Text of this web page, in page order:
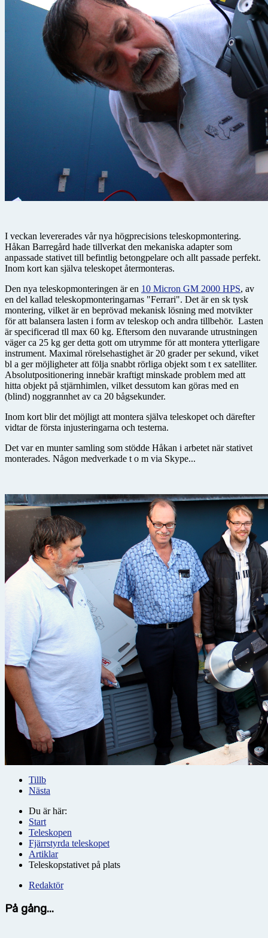
I veckan levererades vår nya högprecisions teleskopmontering.
Håkan Barregård hade tillverkat den mekaniska adapter som
anpassade stativet till befintlig betongpelare och allt passade perfekt.
Inom kort kan själva teleskopet återmonteras.
Den nya teleskopmonteringen är en 10 Micron GM 2000 HPS, av
en del kallad teleskopmonteringarnas "Ferrari". Det är en sk tysk
montering, vilket är en beprövad mekanisk lösning med motvikter
för att balansera lasten i form av teleskop och andra tillbehör. Lasten
är specificerad tll max 60 kg. Eftersom den nuvarande utrustningen
väger ca 25 kg ger detta gott om utrymme för att montera ytterligare
instrument. Maximal rörelsehastighet är 20 grader per sekund, viket
bl a ger möjligheter att följa snabbt rörliga objekt som t ex satelliter.
Absolutpositionering innebär kraftigt minskade problem med att
hitta objekt på stjärnhimlen, vilket dessutom kan göras med en
(blind) noggrannhet av ca 20 bågsekunder.
Inom kort blir det möjligt att montera själva teleskopet och därefter
vidtar de första injusteringarna och testerna.
Det var en munter samling som stödde Håkan i arbetet när stativet
monterades. Någon medverkade t o m via Skype...
Tillb
Nästa
Du är här:
Start
Teleskopen
Fjärrstyrda teleskopet
Artiklar
Teleskopstativet på plats
Redaktör
På gång...